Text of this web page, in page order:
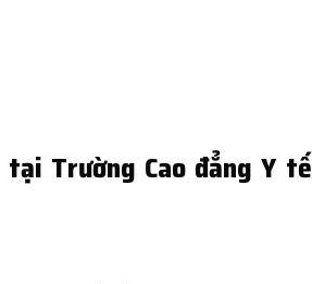
Trường Cao đẳng Y tế